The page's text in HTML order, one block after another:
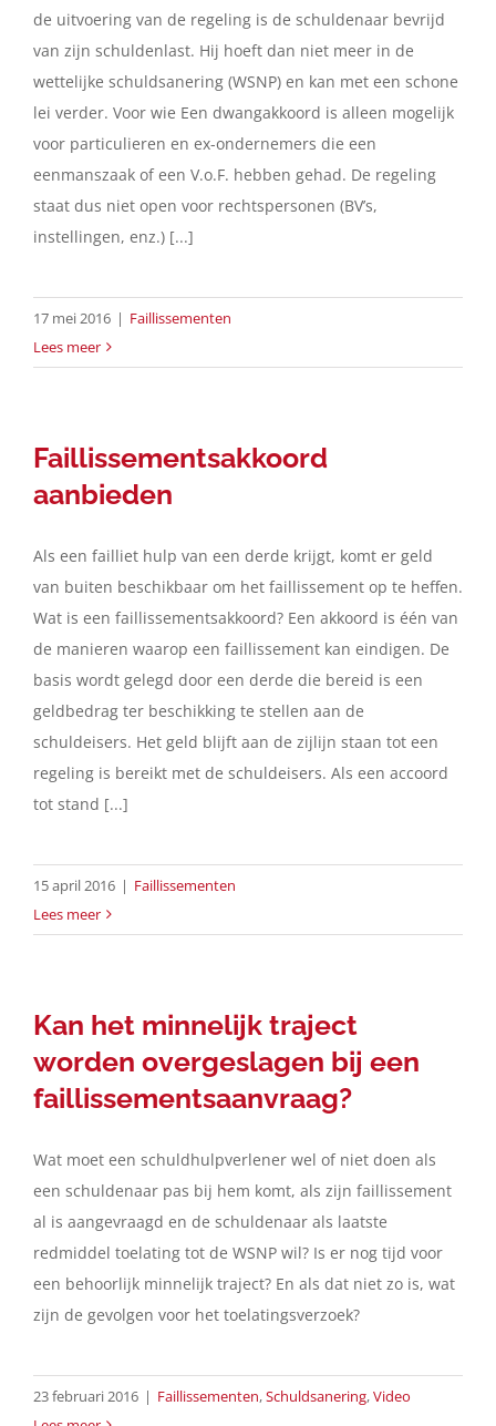
de uitvoering van de regeling is de schuldenaar bevrijd
van zijn schuldenlast. Hij hoeft dan niet meer in de
wettelijke schuldsanering (WSNP) en kan met een schone
lei verder. Voor wie Een dwangakkoord is alleen mogelijk
voor particulieren en ex-ondernemers die een
eenmanszaak of een V.o.F. hebben gehad. De regeling
staat dus niet open voor rechtspersonen (BV’s,
instellingen, enz.) [...]
17 mei 2016 | Faillissementen
Lees meer
Faillissementsakkoord
aanbieden
Als een failliet hulp van een derde krijgt, komt er geld
van buiten beschikbaar om het faillissement op te heffen.
Wat is een faillissementsakkoord? Een akkoord is één van
de manieren waarop een faillissement kan eindigen. De
basis wordt gelegd door een derde die bereid is een
geldbedrag ter beschikking te stellen aan de
schuldeisers. Het geld blijft aan de zijlijn staan tot een
regeling is bereikt met de schuldeisers. Als een accoord
tot stand [...]
15 april 2016 | Faillissementen
Lees meer
Kan het minnelijk traject
worden overgeslagen bij een
faillissementsaanvraag?
Wat moet een schuldhulpverlener wel of niet doen als
een schuldenaar pas bij hem komt, als zijn faillissement
al is aangevraagd en de schuldenaar als laatste
redmiddel toelating tot de WSNP wil? Is er nog tijd voor
een behoorlijk minnelijk traject? En als dat niet zo is, wat
zijn de gevolgen voor het toelatingsverzoek?
23 februari 2016 | Faillissementen,Schuldsanering,Video